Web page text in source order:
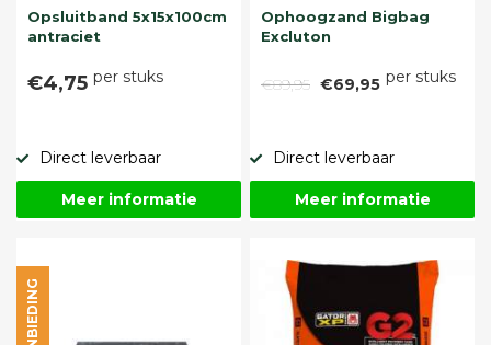
Opsluitband 5x15x100cm
antraciet
€4,75 per stuks
Direct leverbaar
Meer informatie
Ophoogzand Bigbag
Excluton
€89,95 €69,95 per stuks
Direct leverbaar
Meer informatie
AANBIEDING